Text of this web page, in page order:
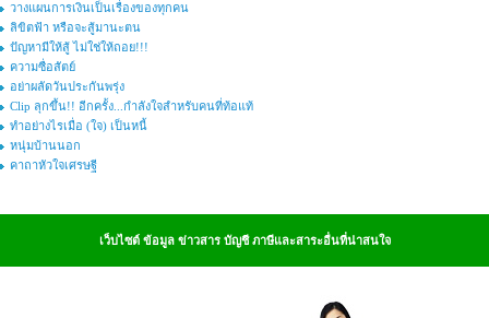
วางแผนการเงินเป็นเรื่องของทุกคน
ลิขิตฟ้า หรือจะสู้มานะตน
ปัญหามีให้สู้ ไม่ใช่ให้ถอย!!!
ความซื่อสัตย์
อย่าผลัดวันประกันพรุ่ง
Clip ลุกขึ้น!! อีกครั้ง...กำลังใจสำหรับคนที่ท้อแท้
ทำอย่างไรเมื่อ (ใจ) เป็นหนี้
หนุ่มบ้านนอก
คาถาหัวใจเศรษฐี
เว็บไซต์ ข้อมูล ข่าวสาร บัญชี ภาษีและสาระอื่นที่น่าสนใจ